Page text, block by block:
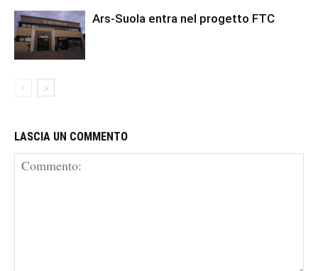
Ars-Suola entra nel progetto FTC
LASCIA UN COMMENTO